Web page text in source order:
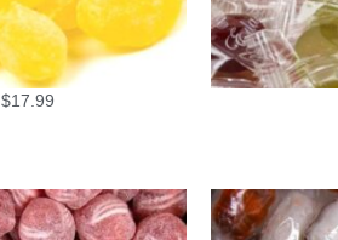
$17.99